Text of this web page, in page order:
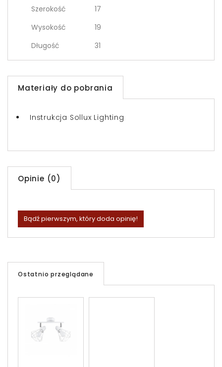
Szerokość
17
Wysokość
19
Długość
31
Materiały do pobrania
Instrukcja Sollux Lighting
Opinie (0)
Bądź pierwszym, który doda opinię!
Ostatnio przeglądane